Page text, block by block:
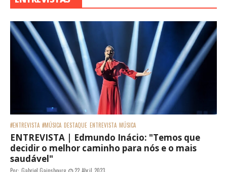
#ENTREVISTA #MÚSICA DESTAQUE ENTREVISTA MÚSICA
ENTREVISTA | Edmundo Inácio: "Temos que
decidir o melhor caminho para nós e o mais
saudável"
Por: Gabriel Gainsbourg 22 Abril 2023